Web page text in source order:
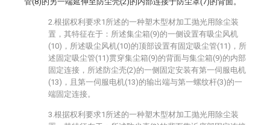
2.根据权利要求1所述的一种塑木型材加工抛光用除尘装
置，其特征在于：所述集尘箱(9)的一侧设置有吸尘风机
(10)，所述吸尘风机(10)的顶部设置有固定吸尘管(11)，所
述固定吸尘管(11)贯穿集尘箱(9)的背面与集尘箱(9)的内部
固定连接，所述防尘壳(2)的一侧固定安装有第一伺服电机
(13)，且第一伺服电机(13)的输出端与第一螺纹杆(3)的一
端固定连接。
3.根据权利要求1所述的一种塑木型材加工抛光用除尘装